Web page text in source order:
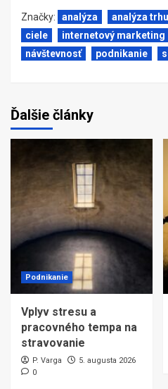
Značky: analýza analýza trhu
ciele
internetový marketing
návštevnosť
podnikanie
Ďalšie články
Podnikanie
Vplyv stresu a
pracovného tempa na
stravovanie
P. Varga
5. augusta 2026
0